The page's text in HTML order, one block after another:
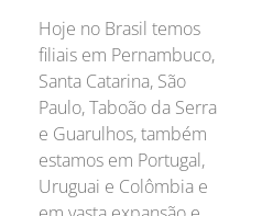
Hoje no Brasil temos
filiais em Pernambuco,
Santa Catarina, São
Paulo, Taboão da Serra
e Guarulhos, também
estamos em Portugal,
Uruguai e Colômbia e